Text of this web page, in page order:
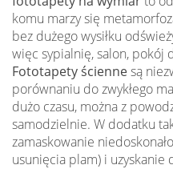
komu marzy się
bez dużego wysiłku
więc sypialnię, salon, pokój
Fototapety ściennesą
porównaniu do zwykłego
dużo czasu, można z
samodzielnie. W dodatku
zamaskowanie
usunięcia plam) i uzyskanie